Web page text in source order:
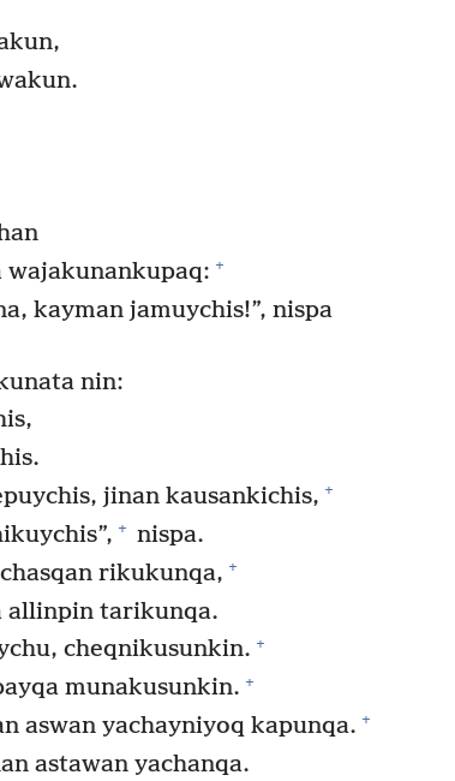
+
kayman jamuychis!”, nispa
nin:
jinan kausankichis, +
+ nispa.
rikukunqa, +
allinpin tarikunqa.
cheqnikusunkin. +
munakusunkin. +
aswan yachayniyoq kapunqa. +
astawan yachanqa.